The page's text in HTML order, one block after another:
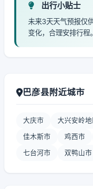
出行小贴士
未来3天天气预报仅
变化，合理安排行程。
巴彦县附近城市
大庆市 大兴安岭地
佳木斯市 鸡西市
七台河市 双鸭山市